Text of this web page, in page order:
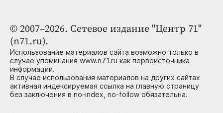
© 2007–2026. Сетевое издание "Центр 71"
(n71.ru).
Использование материалов сайта возможно только в
случае упоминания www.n71.ru как первоисточника
информации.
В случае использования материалов на других сайтах
активная индексируемая ссылка на главную страницу
без заключения в no-index, no-follow обязательна.